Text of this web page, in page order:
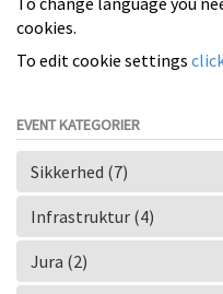
cookies.
To edit cookie settings
EVENT KATEGORIER
Sikkerhed (7)
Infrastruktur (4)
Jura (2)